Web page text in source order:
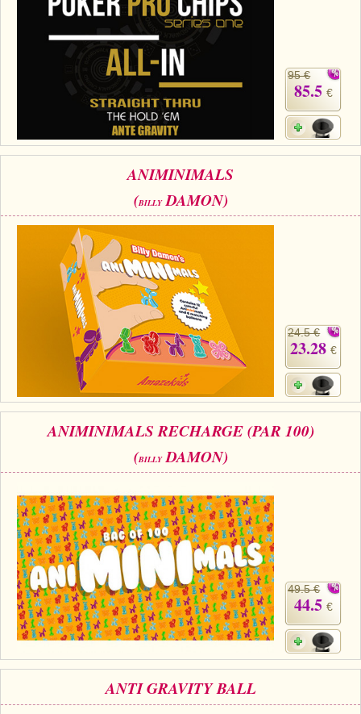
95 €
85.5 €
ANIMINIMALS
(BILLYDAMON)
24.5 €
23.28 €
ANIMINIMALS RECHARGE (PAR 100)
(BILLYDAMON)
49.5 €
44.5 €
ANTI GRAVITY BALL